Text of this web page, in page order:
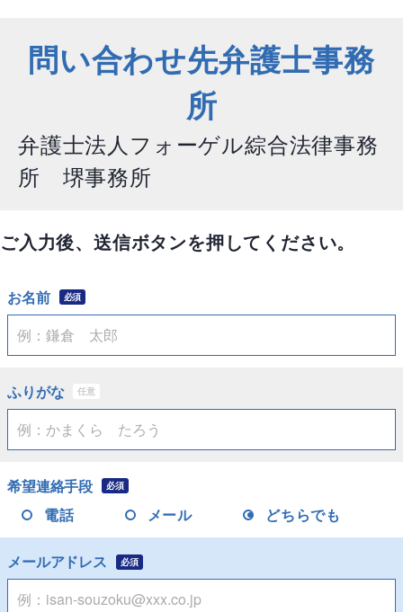
問い合わせ先弁護士事務
所
弁護士法人フォーゲル綜合法律事務
所 堺事務所
ご入力後、送信ボタンを押してください。
お名前 必須
ふりがな 任意
希望連絡手段 必須
電話 メール どちらでも
メールアドレス 必須